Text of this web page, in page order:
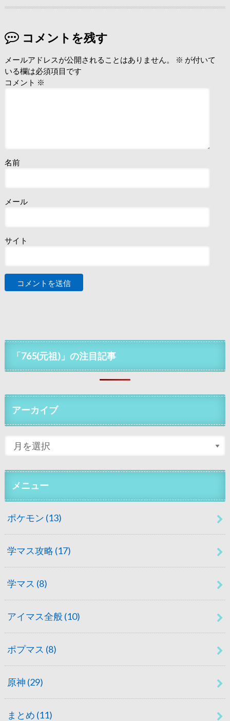
コメントを残す
メールアドレスが公開されることはありません。 ※ が付いて
いる欄は必須項目です
コメント ※
名前
メール
サイト
「765(元祖)」の注目記事
アーカイブ
メニュー
ポケモン (13)
学マス攻略 (17)
学マス (8)
アイマス全般 (10)
ポプマス (8)
原神 (29)
まとめ (11)